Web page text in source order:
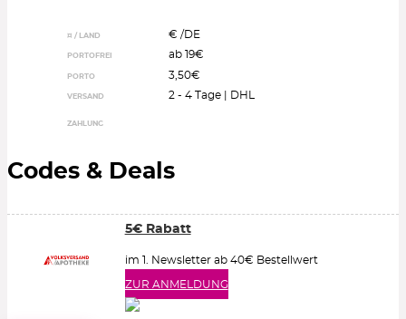
¤ / LAND € /DE
PORTOFREI ab 19€
PORTO 3,50€
VERSAND 2 - 4 Tage | DHL
ZAHLUNG
Codes & Deals
5€ Rabatt
im 1. Newsletter ab 40€ Bestellwert
ZUR ANMELDUNG